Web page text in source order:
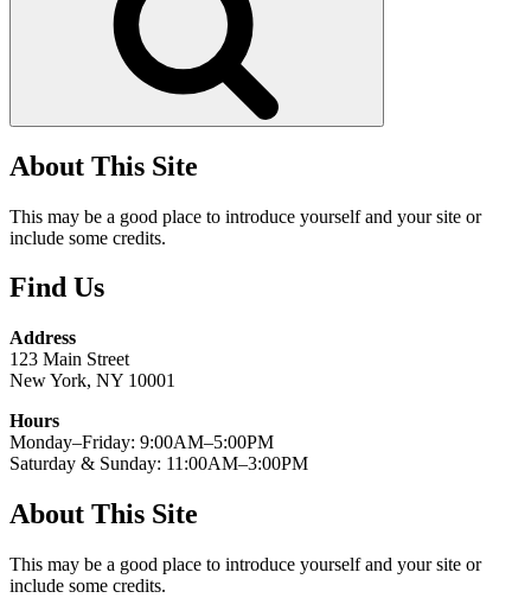
About This Site
This may be a good place to introduce yourself and your site or
include some credits.
Find Us
Address
123 Main Street
New York, NY 10001
Hours
Monday–Friday: 9:00AM–5:00PM
Saturday & Sunday: 11:00AM–3:00PM
About This Site
This may be a good place to introduce yourself and your site or
include some credits.